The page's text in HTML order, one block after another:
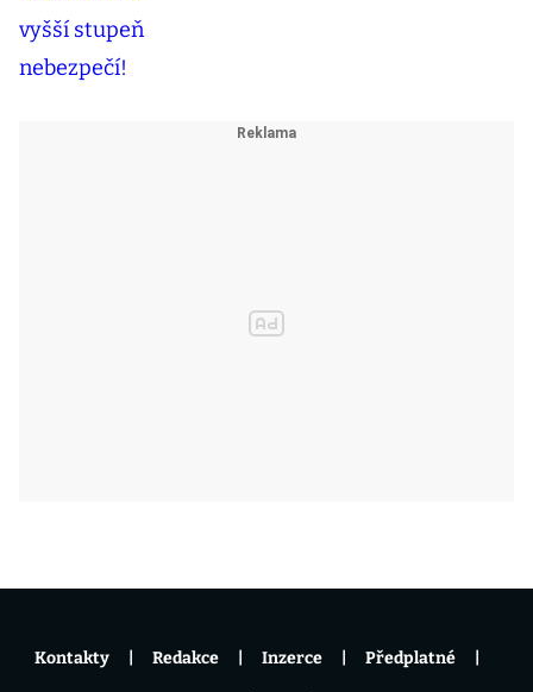
Kontakty Redakce Inzerce Předplatné